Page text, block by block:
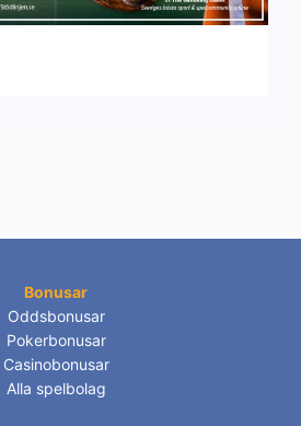
Bonusar
Oddsbonusar
Pokerbonusar
Casinobonusar
Alla spelbolag